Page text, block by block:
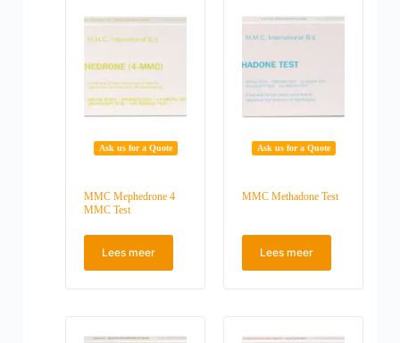
Ask us for a Quote
MMC Mephedrone 4
MMC Test
Lees meer
Ask us for a Quote
MMC Methadone Test
Lees meer